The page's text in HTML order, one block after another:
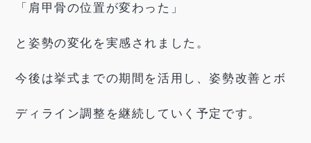
「肩甲骨の位置が変わった」
と姿勢の変化を実感されました。
今後は挙式までの期間を活用し、姿勢改善とボ
ディライン調整を継続していく予定です。